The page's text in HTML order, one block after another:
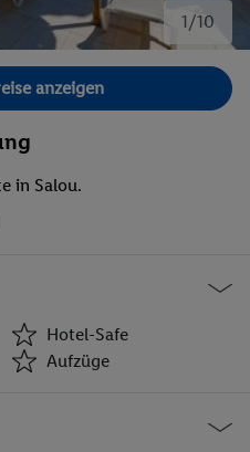
1/10
anzeigen
in Salou.
Hotel-Safe
Aufzüge